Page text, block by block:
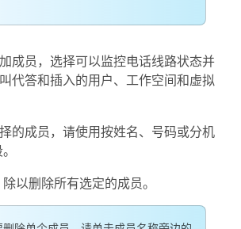
成员，选择可以监控电话线路状态并
代答和插入的用户、工作空间和虚拟
的成员，请使用按姓名、号码或分机
除以删除所有选定的成员。